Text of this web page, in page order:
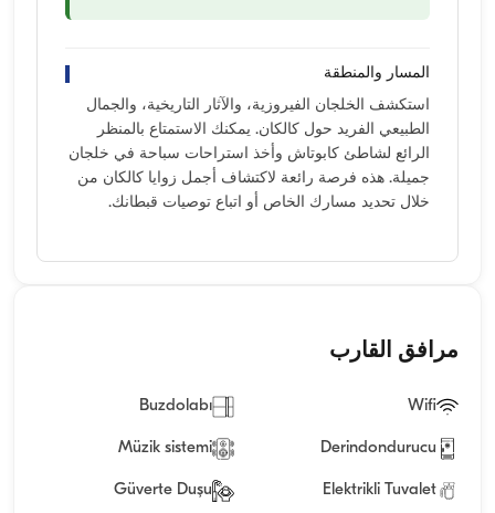
المسار والمنطقة
استكشف الخلجان الفيروزية، والآثار التاريخية، والجمال
الطبيعي الفريد حول كالكان. يمكنك الاستمتاع بالمنظر
الرائع لشاطئ كابوتاش وأخذ استراحات سباحة في خلجان
جميلة. هذه فرصة رائعة لاكتشاف أجمل زوايا كالكان من
خلال تحديد مسارك الخاص أو اتباع توصيات قبطانك.
مرافق القارب
Wifi
Buzdolabı
Derindondurucu
Müzik sistemi
Elektrikli Tuvalet
Güverte Duşu